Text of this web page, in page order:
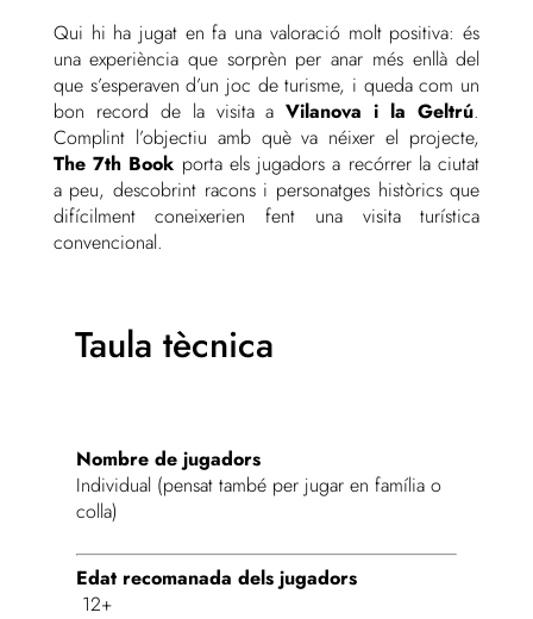
Qui hi ha jugat en fa una valoració molt positiva: és
una experiència que sorprèn per anar més enllà del
que s’esperaven d’un joc de turisme, i queda com un
bon record de la visita aVilanova i la Geltrú.
Complint l’objectiu amb què va néixer el projecte,
The 7th Book porta els jugadors a recórrer la ciutat
a peu, descobrint racons i personatges històrics que
difícilment coneixerien fent una visita turística
convencional.
Taula tècnica
Nombre de jugadors
Individual (pensat també per jugar en família o
colla)
Edat recomanada dels jugadors
12+